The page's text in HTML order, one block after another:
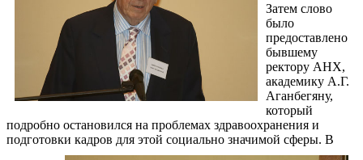
Затем слово
было
предоставлено
бывшему
ректору АНХ,
академику А.Г.
Аганбегяну,
который
подробно остановился на проблемах здравоохранения и
подготовки кадров для этой социально значимой сферы. В